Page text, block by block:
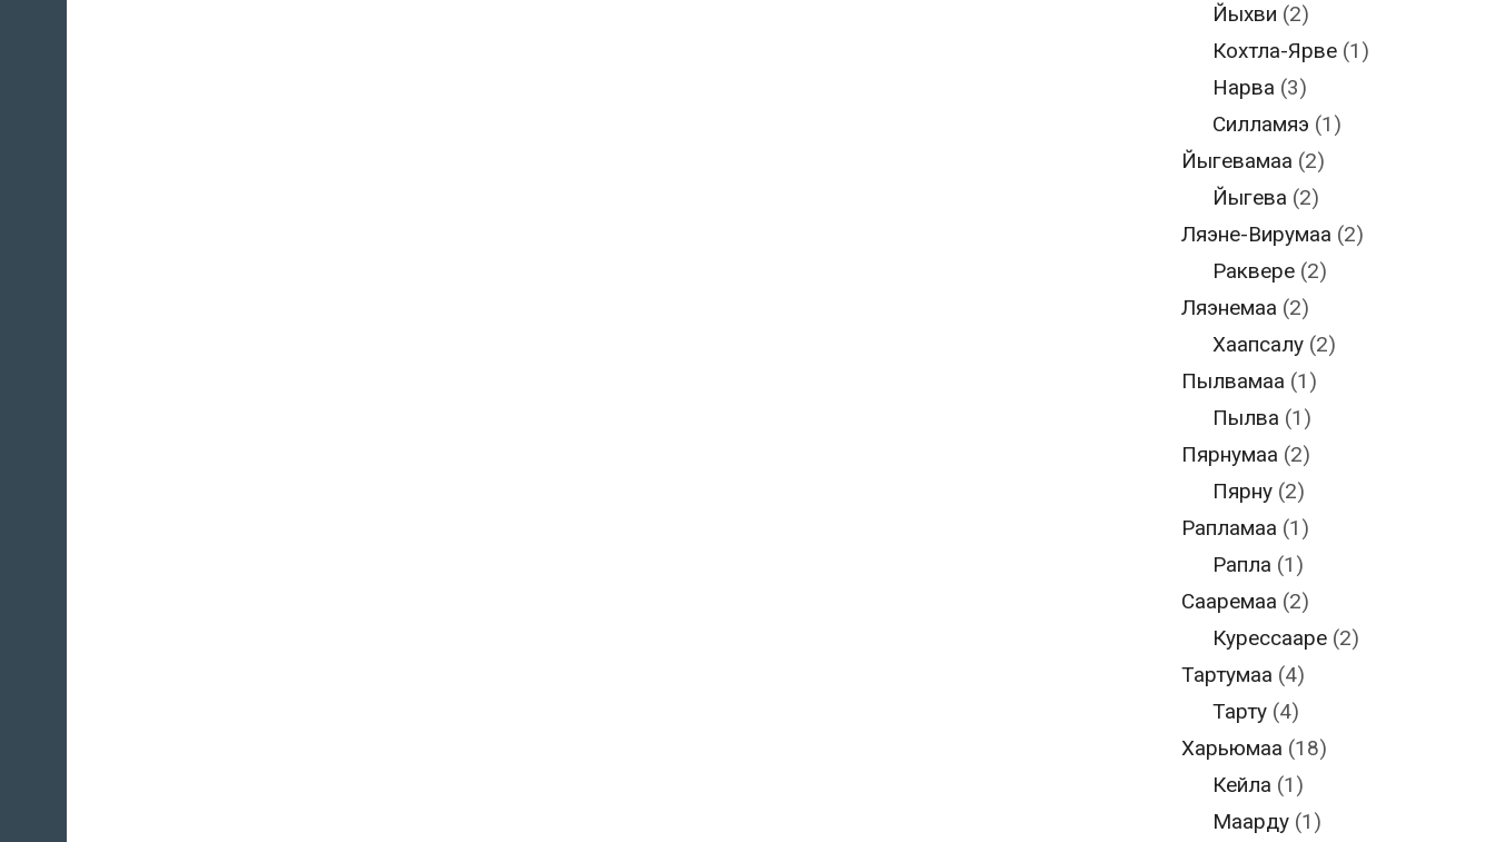
Йыхви (2)
Кохтла-Ярве (1)
Нарва (3)
Силламяэ (1)
Йыгевамаа (2)
Йыгева (2)
Ляэне-Вирумаа (2)
Раквере (2)
Ляэнемаа (2)
Хаапсалу (2)
Пылвамаа (1)
Пылва (1)
Пярнумаа (2)
Пярну (2)
Рапламаа (1)
Рапла (1)
Сааремаа (2)
Курессааре (2)
Тартумаа (4)
Тарту (4)
Харьюмаа (18)
Кейла (1)
Маарду (1)